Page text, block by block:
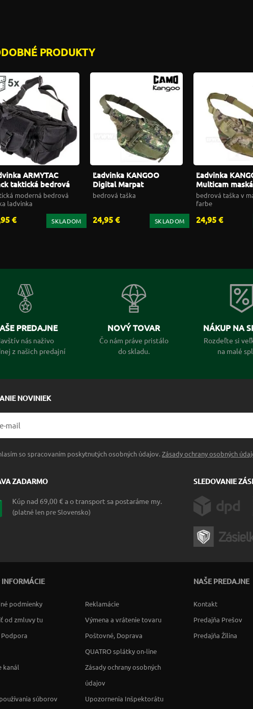
PRODUKTY
ARMYTAC
taktická bedrová
moderná bedrová
ladvinka
€ SKLADOM
Ľadvinka KANGOO
Digital Marpat
Woodland maskáčová
bedrová taška
24,95 € SKLADOM
Ľadvinka
Multicam
bedrová taška
bedrová taška v
farbe
24,95 €
PREDAJNE
nás naživo
z našich predajní
NOVÝ TOVAR
Čo nám práve pristálo
do skladu.
NÁKUP NA
Rozdeľte si
na malé
NOVINIEK
so spracovaním poskytnutých osobných údajov.Zásady ochrany osobných
ZADARMO
Kúp nad 69,00 € a o transport sa postaráme my.
(platné len pre Slovensko)
SLEDOVANIE
INFORMÁCIE
podmienky
Reklamácie
od zmluvy tu
Výmena a vrátenie tovaru
Podpora
Poštovné, Doprava
QUATRO splátky on-line
kanál
Zásady ochrany osobných
údajov
súborov
Upozornenia Inšpektorátu
NAŠE PREDAJNE
Kontakt
Predajňa Prešov
Predajňa Žilina